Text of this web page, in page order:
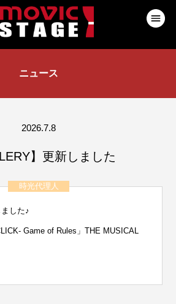
ニュース
2026.7.8
】更新しました
時光代理人
した♪
Game of Rules」THE MUSICAL